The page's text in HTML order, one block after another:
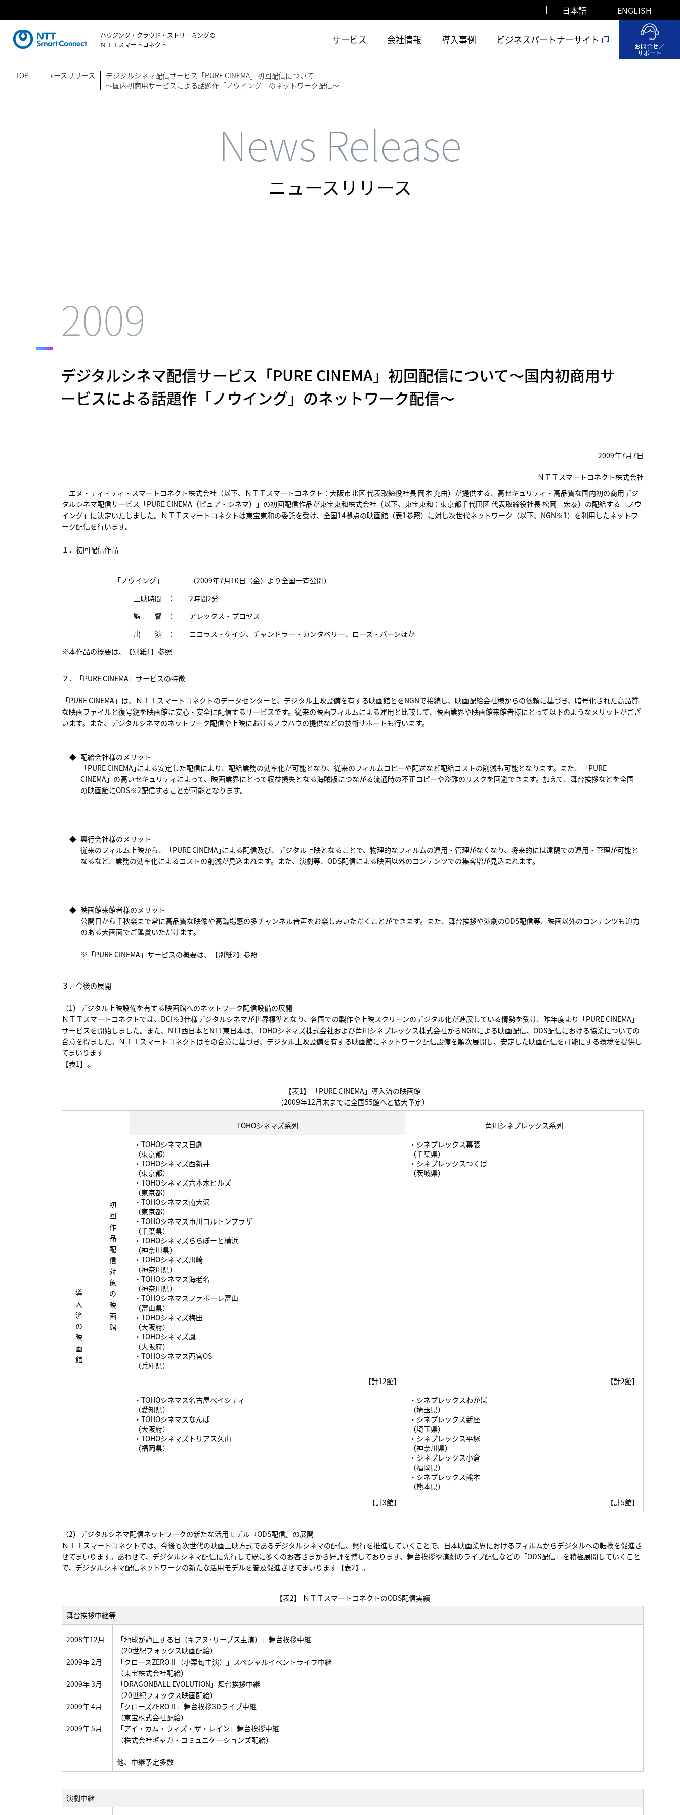
日本語 ENGLISH
ハウジング・クラウド・ストリーミングの
ＮＴＴスマートコネクト
サービス 会社情報 導入事例 ビジネスパートナーサイト
お問合せ／
サポート
TOP ニュースリリース
デジタルシネマ配信サービス「PURE CINEMA」初回配信について
～国内初商用サービスによる話題作「ノウイング」のネットワーク配信～
News Release
ニュースリリース
2009
デジタルシネマ配信サービス「PURE CINEMA」初回配信について～国内初商用サ
ービスによる話題作「ノウイング」のネットワーク配信～
2009年7月7日
ＮＴＴスマートコネクト株式会社
エヌ・ティ・ティ・スマートコネクト株式会社（以下、ＮＴＴスマートコネクト：大阪市北区 代表取締役社長 岡本 充由）が提供する、高セキュリティ・高品質な国内初の商用デジ
タルシネマ配信サービス「PURE CINEMA（ピュア・シネマ）」の初回配信作品が東宝東和株式会社（以下、東宝東和：東京都千代田区 代表取締役社長 松岡 宏泰）の配給する「ノウ
イング」に決定いたしました。ＮＴＴスマートコネクトは東宝東和の委託を受け、全国14拠点の映画館（表1参照）に対し次世代ネットワーク（以下、NGN※1）を利用したネットワ
ーク配信を行います。
１．初回配信作品
「ノウイング」
（2009年7月10日（金）より全国一斉公開）
上映時間
：
2時間2分
監 督
：
アレックス・プロヤス
出 演
：
ニコラス・ケイジ、チャンドラー・カンタベリー、ローズ・バーンほか
※本作品の概要は、
【別紙1】 参照
２．「PURE CINEMA」サービスの特徴
「PURE CINEMA」は、ＮＴＴスマートコネクトのデータセンターと、デジタル上映設備を有する映画館とをNGNで接続し、映画配給会社様からの依頼に基づき、暗号化された高品質
な映画ファイルと復号鍵を映画館に安心・安全に配信するサービスです。従来の映画フィルムによる運用と比較して、映画業界や映画館来館者様にとって以下のようなメリットがござ
います。また、デジタルシネマのネットワーク配信や上映におけるノウハウの提供などの技術サポートも行います。
◆ 配給会社様のメリット
「PURE CINEMA｣による安定した配信により、配給業務の効率化が可能となり、従来のフィルムコピーや配送など配給コストの削減も可能となります。また、「PURE
CINEMA」の高いセキュリティによって、映画業界にとって収益損失となる海賊版につながる流通時の不正コピーや盗難のリスクを回避できます。加えて、舞台挨拶などを全国
の映画館にODS※2配信することが可能となります。
◆ 興行会社様のメリット
従来のフィルム上映から、「PURE CINEMA｣による配信及び、デジタル上映となることで、物理的なフィルムの運用・管理がなくなり、将来的には遠隔での運用・管理が可能と
なるなど、業務の効率化によるコストの削減が見込まれます。また、演劇等、ODS配信による映画以外のコンテンツでの集客増が見込まれます。
◆ 映画館来館者様のメリット
公開日から千秋楽まで常に高品質な映像や高臨場感の多チャンネル音声をお楽しみいただくことができます。また、舞台挨拶や演劇のODS配信等、映画以外のコンテンツも迫力
のある大画面でご鑑賞いただけます。
※「PURE CINEMA」サービスの概要は、 【別紙2】 参照
３．今後の展開
（1）デジタル上映設備を有する映画館へのネットワーク配信設備の展開
ＮＴＴスマートコネクトでは、DCI※3仕様デジタルシネマが世界標準となり、各国での製作や上映スクリーンのデジタル化が進展している情勢を受け、昨年度より「PURE CINEMA」
サービスを開始しました。また、NTT西日本とNTT東日本は、TOHOシネマズ株式会社および角川シネプレックス株式会社からNGNによる映画配信、ODS配信における協業についての
合意を得ました。ＮＴＴスマートコネクトはその合意に基づき、デジタル上映設備を有する映画館にネットワーク配信設備を順次展開し、安定した映画配信を可能にする環境を提供し
てまいります
【表1】。
【表1】 「PURE CINEMA」導入済の映画館
（2009年12月末までに全国55館へと拡大予定）
TOHOシネマズ系列 角川シネプレックス系列
導
入
済
の
映
画
館
初
回
作
品
配
信
対
象
の
映
画
館
・TOHOシネマズ日劇
（東京都）
・TOHOシネマズ西新井
（東京都）
・TOHOシネマズ六本木ヒルズ
（東京都）
・TOHOシネマズ南大沢
（東京都）
・TOHOシネマズ市川コルトンプラザ
（千葉県）
・TOHOシネマズららぽーと横浜
（神奈川県）
・TOHOシネマズ川崎
（神奈川県）
・TOHOシネマズ海老名
（神奈川県）
・TOHOシネマズファボーレ富山
（富山県）
・TOHOシネマズ梅田
（大阪府）
・TOHOシネマズ鳳
（大阪府）
・TOHOシネマズ西宮OS
（兵庫県）
【計12館】
・シネプレックス幕張
（千葉県）
・シネプレックスつくば
（茨城県）
【計2館】
・TOHOシネマズ名古屋ベイシティ
（愛知県）
・TOHOシネマズなんば
（大阪府）
・TOHOシネマズトリアス久山
（福岡県）
【計3館】
・シネプレックスわかば
（埼玉県）
・シネプレックス新座
（埼玉県）
・シネプレックス平塚
（神奈川県）
・シネプレックス小倉
（福岡県）
・シネプレックス熊本
（熊本県）
【計5館】
（2）デジタルシネマ配信ネットワークの新たな活用モデル『ODS配信』の展開
ＮＴＴスマートコネクトでは、今後も次世代の映画上映方式であるデジタルシネマの配信、興行を推進していくことで、日本映画業界におけるフィルムからデジタルへの転換を促進さ
せてまいります。あわせて、デジタルシネマ配信に先行して既に多くのお客さまから好評を博しております、舞台挨拶や演劇のライブ配信などの「ODS配信」を積極展開していくこと
で、デジタルシネマ配信ネットワークの新たな活用モデルを普及促進させてまいります【表2】。
【表2】 ＮＴＴスマートコネクトのODS配信実績
舞台挨拶中継等
2008年12月
2009年 2月
2009年 3月
2009年 4月
2009年 5月
「地球が静止する日（キアヌ･リーブス主演）」舞台挨拶中継
（20世紀フォックス映画配給）
「クローズZEROⅡ（小栗旬主演）」スペシャルイベントライブ中継
（東宝株式会社配給）
「DRAGONBALL EVOLUTION」舞台挨拶中継
（20世紀フォックス映画配給）
「クローズZEROⅡ」舞台挨拶3Dライブ中継
（東宝株式会社配給）
「アイ・カム・ウィズ・ザ・レイン」舞台挨拶中継
（株式会社ギャガ・コミュニケーションズ配給）
他、中継予定多数
演劇中継